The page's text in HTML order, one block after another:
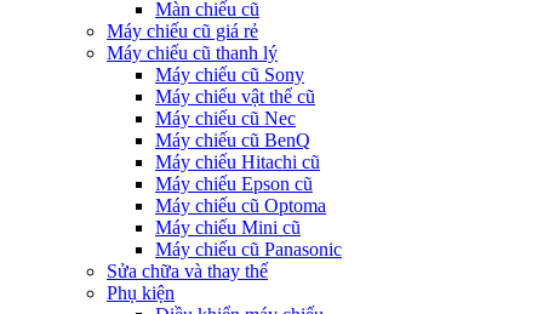
Màn chiếu cũ
Máy chiếu cũ giá rẻ
Máy chiếu cũ thanh lý
Máy chiếu cũ Sony
Máy chiếu vật thể cũ
Máy chiếu cũ Nec
Máy chiếu cũ BenQ
Máy chiếu Hitachi cũ
Máy chiếu Epson cũ
Máy chiếu cũ Optoma
Máy chiếu Mini cũ
Máy chiếu cũ Panasonic
Sửa chữa và thay thế
Phụ kiện